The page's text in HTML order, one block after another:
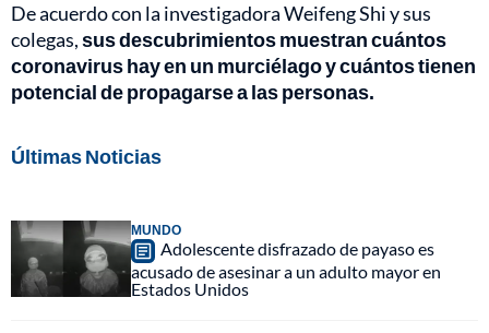
De acuerdo con la investigadora Weifeng Shi y sus
colegas,sus descubrimientos muestran cuántos
coronavirus hay en un murciélago y cuántos tienen
potencial de propagarse a las personas.
Últimas Noticias
MUNDO
Adolescente disfrazado de payaso es
acusado de asesinar a un adulto mayor en
Estados Unidos